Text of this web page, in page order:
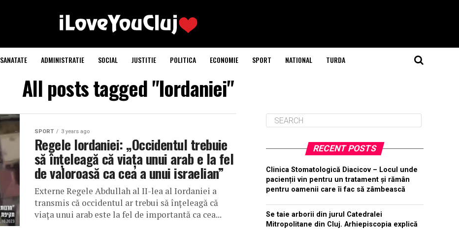
SANATATE ADMINISTRATIE SOCIAL JUSTITIE POLITICA ECONOMIE SPORT NATIONAL TURDA
All posts tagged "Iordaniei"
SPORT 3 years ago
Regele Iordaniei: „Occidentul trebuie
să înțeleagă că viața unui arab e la fel
de valoroasă ca cea a unui israelian”
Externe Regele Abdullah al II-lea al Iordaniei a
transmis că occidentul ar trebui să înțeleagă că
viața unui arab este la fel de importantă ca cea...
RECENT POSTS
Clinica Stomatologică Diacicov – Locul unde
pacienții vin pentru un tratament și rămân
pentru oamenii care îi fac să zâmbească
Se taie arborii din jurul Catedralei
Mitropolitane din Cluj. Arhiepiscopia explică